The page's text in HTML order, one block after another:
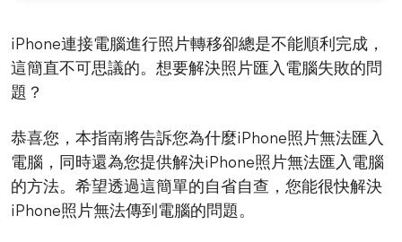
iPhone連接電腦進行照片轉移卻總是不能順利完成，
這簡直不可思議的。想要解決照片匯入電腦失敗的問
題？
恭喜您，本指南將告訴您為什麼iPhone照片無法匯入
電腦，同時還為您提供解決iPhone照片無法匯入電腦
的方法。希望透過這簡單的自省自查，您能很快解決
iPhone照片無法傳到電腦的問題。